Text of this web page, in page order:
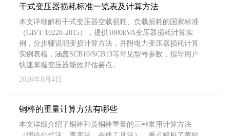
干式变压器损耗标准一览表及计算方法
本文详细解析干式变压器空载损耗、负载损耗的国家标准
（GB/T 10228-2015），提供1000kVA变压器损耗计算实
例，分步骤说明变损计算方法，并附电力变压器损耗计算
实例表格，涵盖SCB10/SCB13等常见型号参数，指导用户
快速掌握变压器能效评估要点。
2026年8月4日
铜棒的重量计算方法有哪些
本文详细介绍了铜棒和黄铜棒重量的三种常用计算方法